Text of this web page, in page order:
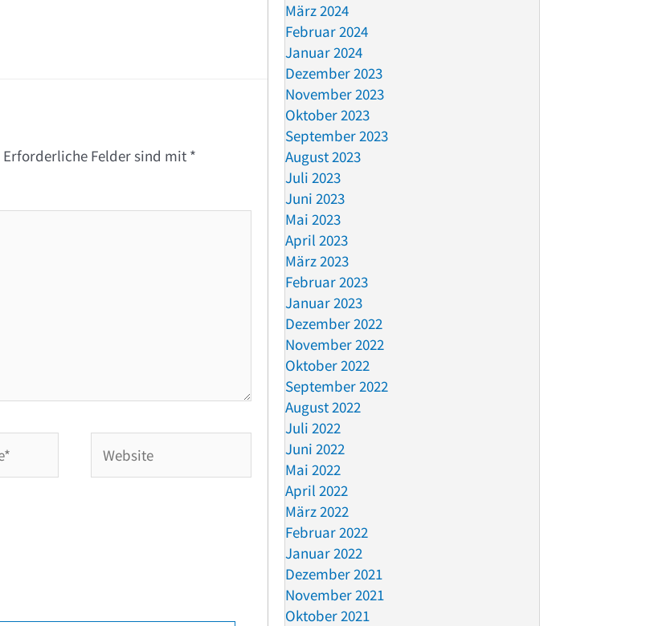
Erforderliche Felder sind mit *
März 2024
Februar 2024
Januar 2024
Dezember 2023
November 2023
Oktober 2023
September 2023
August 2023
Juli 2023
Juni 2023
Mai 2023
April 2023
März 2023
Februar 2023
Januar 2023
Dezember 2022
November 2022
Oktober 2022
September 2022
August 2022
Juli 2022
Juni 2022
Mai 2022
April 2022
März 2022
Februar 2022
Januar 2022
Dezember 2021
November 2021
Oktober 2021